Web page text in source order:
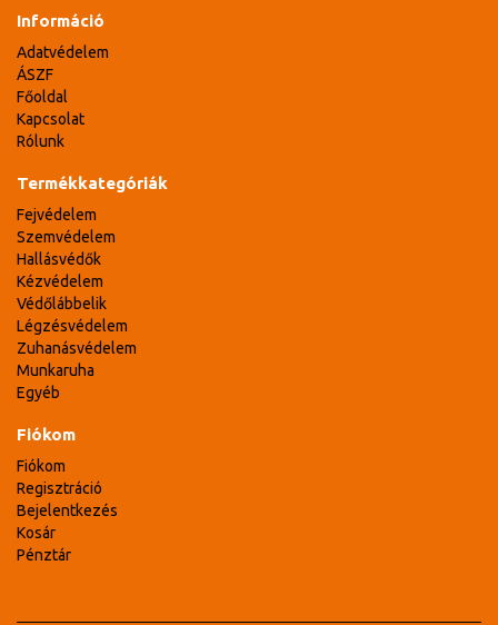
Információ
Adatvédelem
ÁSZF
Főoldal
Kapcsolat
Rólunk
Termékkategóriák
Fejvédelem
Szemvédelem
Hallásvédők
Kézvédelem
Védőlábbelik
Légzésvédelem
Zuhanásvédelem
Munkaruha
Egyéb
Fiókom
Fiókom
Regisztráció
Bejelentkezés
Kosár
Pénztár